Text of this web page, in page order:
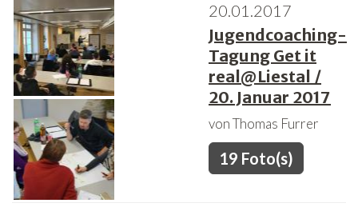
20.01.2017
Jugendcoaching-
Tagung Get it
real@Liestal /
20. Januar 2017
von Thomas Furrer
19 Foto(s)